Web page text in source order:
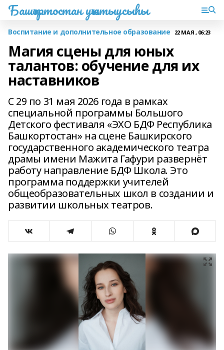
Башҡортостан уҡытыусыһы
Воспитание и дополнительное образование 22 МАЯ , 06:23
Магия сцены для юных
талантов: обучение для их
наставников
С 29 по 31 мая 2026 года в рамках
специальной программы Большого
Детского фестиваля «ЭХО БДФ Республика
Башкортостан» на сцене Башкирского
государственного академического театра
драмы имени Мажита Гафури развернёт
работу направление БДФ Школа. Это
программа поддержки учителей
общеобразовательных школ в создании и
развитии школьных театров.